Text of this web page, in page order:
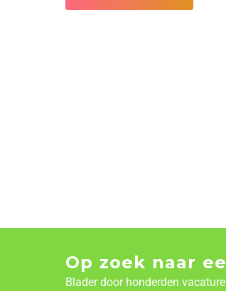
Op zoek naar
Blader door honderden